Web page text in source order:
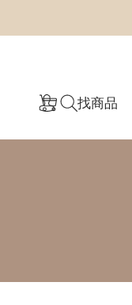
找商品